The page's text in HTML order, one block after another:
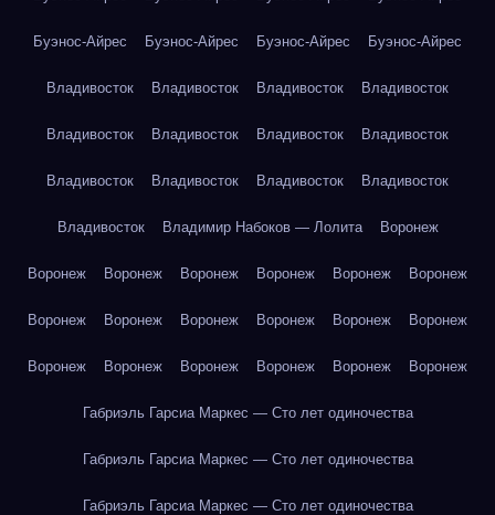
Буэнос-Айрес Буэнос-Айрес Буэнос-Айрес Буэнос-Айрес
Владивосток Владивосток Владивосток Владивосток
Владивосток Владивосток Владивосток Владивосток
Владивосток Владивосток Владивосток Владивосток
Владивосток Владимир Набоков — Лолита Воронеж
Воронеж Воронеж Воронеж Воронеж Воронеж Воронеж
Воронеж Воронеж Воронеж Воронеж Воронеж Воронеж
Воронеж Воронеж Воронеж Воронеж Воронеж Воронеж
Габриэль Гарсиа Маркес — Сто лет одиночества
Габриэль Гарсиа Маркес — Сто лет одиночества
Габриэль Гарсиа Маркес — Сто лет одиночества